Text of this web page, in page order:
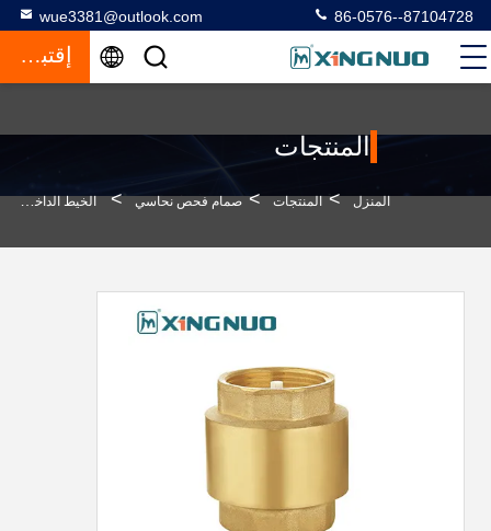
wue3381@outlook.com 86-0576--87104728
إقتباس
المنتجات
المنزل > المنتجات > صمام فحص نحاسي > الخيط الداخلي اليدوي الذكور الخيوط مباشرة من خلال صمام التحكم في الاتجاه الواحد -20.C إلى 100.C درجة حرارة صمام التحكم في التأرجح